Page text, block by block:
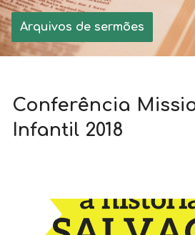
Arquivos de sermões
Conferência
Infantil 2018